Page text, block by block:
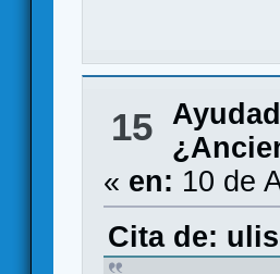
15
« en: 10 de
Cita de: